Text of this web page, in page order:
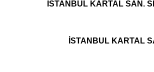
İSTANBUL KARTAL SAN.
İSTANBUL KARTAL